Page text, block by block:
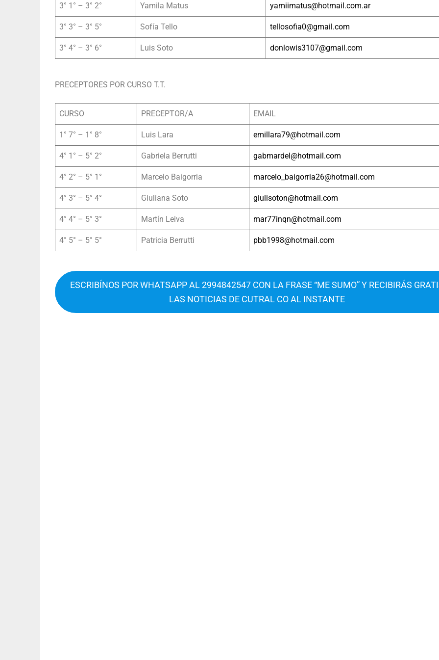
3° 1° – 3° 2° Yamila Matus yamiimatus@hotmail.com.ar
3° 3° – 3° 5° Sofía Tello tellosofia0@gmail.com
3° 4° – 3° 6° Luis Soto donlowis3107@gmail.com
PRECEPTORES POR CURSO T.T.
CURSO PRECEPTOR/A EMAIL
1° 7° – 1° 8° Luis Lara emillara79@hotmail.com
4° 1° – 5° 2° Gabriela Berrutti gabmardel@hotmail.com
4° 2° – 5° 1° Marcelo Baigorria marcelo_baigorria26@hotmail.com
4° 3° – 5° 4° Giuliana Soto giulisoton@hotmail.com
4° 4° – 5° 3° Martín Leiva mar77inqn@hotmail.com
4° 5° – 5° 5° Patricia Berrutti pbb1998@hotmail.com
ESCRIBÍNOS POR WHATSAPP AL 2994842547 CON LA FRASE “ME SUMO” Y RECIBIRÁS
LAS NOTICIAS DE CUTRAL CO AL INSTANTE